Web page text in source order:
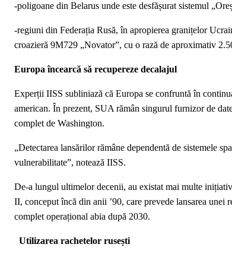
-poligoane din Belarus unde este desfășurat sistemul
-regiuni din Federația Rusă, în apropierea granițelor
croazieră 9M729 „Novator”, cu o rază de aproximativ
Europa încearcă să recupereze decalajul
Experții IISS subliniază că Europa se confruntă în
american. În prezent, SUA rămân singurul furnizor de
complet de Washington.
„Detectarea lansărilor rămâne dependentă de sistemele
vulnerabilitate”, notează IISS.
De-a lungul ultimelor decenii, au existat mai multe
II, conceput încă din anii ’90, care prevede lansarea
complet operațional abia după 2030.
Utilizarea rachetelor rusești